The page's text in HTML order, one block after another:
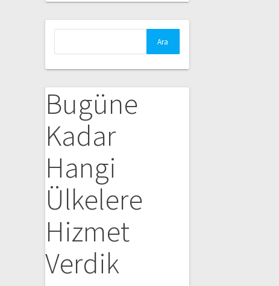
Bugüne
Kadar
Hangi
Ülkelere
Hizmet
Verdik